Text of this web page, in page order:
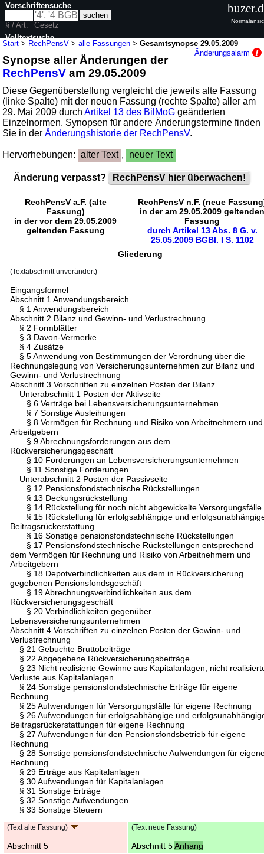
Start > RechPensV >alle Fassungen >Gesamtsynopse 29.05.2009
Änderungsalarm
Synopse aller Änderungen der
RechPensV am 29.05.2009
Diese Gegenüberstellung vergleicht die jeweils alte Fassung
(linke Spalte) mit der neuen Fassung (rechte Spalte) aller am
29. Mai 2009 durchArtikel 13 des BilMoG geänderten
Einzelnormen. Synopsen für andere Änderungstermine finden
Sie in derÄnderungshistorie der RechPensV.
Hervorhebungen: alter Text , neuer Text
Änderung verpasst? RechPensV hier überwachen!
RechPensV a.F. (alte
Fassung)
in der vor dem 29.05.2009
geltenden Fassung
RechPensV n.F. (neue
in der am 29.05.2009
Fassung
durch Artikel 13 Abs. 8 G. v.
25.05.2009 BGBl. I S. 1102
Gliederung
(Textabschnitt unverändert)
Eingangsformel
Abschnitt 1 Anwendungsbereich
§ 1 Anwendungsbereich
Abschnitt 2 Bilanz und Gewinn- und Verlustrechnung
§ 2 Formblätter
§ 3 Davon-Vermerke
§ 4 Zusätze
§ 5 Anwendung von Bestimmungen der Verordnung über die
Rechnungslegung von Versicherungsunternehmen zur Bilanz und
Gewinn- und Verlustrechnung
Abschnitt 3 Vorschriften zu einzelnen Posten der Bilanz
Unterabschnitt 1 Posten der Aktivseite
§ 6 Verträge bei Lebensversicherungsunternehmen
§ 7 Sonstige Ausleihungen
§ 8 Vermögen für Rechnung und Risiko von Arbeitnehmern und
Arbeitgebern
§ 9 Abrechnungsforderungen aus dem
Rückversicherungsgeschäft
§ 10 Forderungen an Lebensversicherungsunternehmen
§ 11 Sonstige Forderungen
Unterabschnitt 2 Posten der Passivseite
§ 12 Pensionsfondstechnische Rückstellungen
§ 13 Deckungsrückstellung
§ 14 Rückstellung für noch nicht abgewickelte Versorgungsfälle
§ 15 Rückstellung für erfolgsabhängige und
Beitragsrückerstattung
§ 16 Sonstige pensionsfondstechnische Rückstellungen
§ 17 Pensionsfondstechnische Rückstellungen entsprechend
dem Vermögen für Rechnung und Risiko von Arbeitnehmern und
Arbeitgebern
§ 18 Depotverbindlichkeiten aus dem in Rückversicherung
gegebenen Pensionsfondsgeschäft
§ 19 Abrechnungsverbindlichkeiten aus dem
Rückversicherungsgeschäft
§ 20 Verbindlichkeiten gegenüber
Lebensversicherungsunternehmen
Abschnitt 4 Vorschriften zu einzelnen Posten der Gewinn- und
Verlustrechnung
§ 21 Gebuchte Bruttobeiträge
§ 22 Abgegebene Rückversicherungsbeiträge
§ 23 Nicht realisierte Gewinne aus Kapitalanlagen, nicht
Verluste aus Kapitalanlagen
§ 24 Sonstige pensionsfondstechnische Erträge für eigene
Rechnung
§ 25 Aufwendungen für Versorgungsfälle für eigene Rechnung
§ 26 Aufwendungen für erfolgsabhängige und
Beitragsrückerstattungen für eigene Rechnung
§ 27 Aufwendungen für den Pensionsfondsbetrieb für eigene
Rechnung
§ 28 Sonstige pensionsfondstechnische Aufwendungen für
Rechnung
§ 29 Erträge aus Kapitalanlagen
§ 30 Aufwendungen für Kapitalanlagen
§ 31 Sonstige Erträge
§ 32 Sonstige Aufwendungen
§ 33 Sonstige Steuern
(Text alte Fassung)
Abschnitt 5
(Text neue Fassung)
Abschnitt 5Anhang
Vorschriftensuche
§ / Art.
Gesetz
Volltextsuche
nur in RechPensV